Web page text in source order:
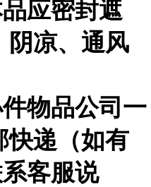
品应密封遮
阴凉、通风
件物品公司一
快递（如有
客服说